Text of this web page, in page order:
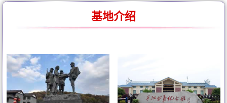
基地介绍